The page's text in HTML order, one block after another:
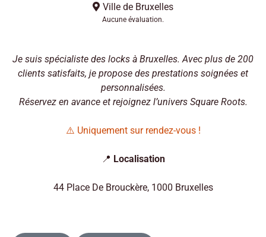
Ville de Bruxelles
Aucune évaluation.
Je suis spécialiste des locks à Bruxelles. Avec plus de 200
clients satisfaits, je propose des prestations soignées et
personnalisées.
Réservez en avance et rejoignez l’univers Square Roots.
⚠️ Uniquement sur rendez-vous !
📍 Localisation
44 Place De Brouckère, 1000 Bruxelles